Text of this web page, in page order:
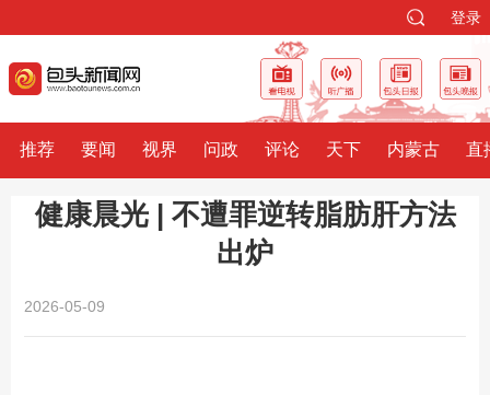
登录
推荐 要闻 视界 问政 评论 天下 内蒙古 直
健康晨光 | 不遭罪逆转脂肪肝方法
出炉
2026-05-09